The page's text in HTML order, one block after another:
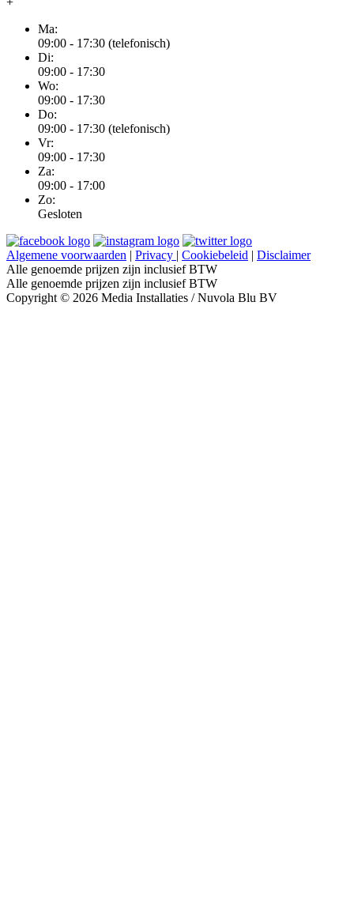
Ma:
09:00 - 17:30 (telefonisch)
Di:
09:00 - 17:30
Wo:
09:00 - 17:30
Do:
09:00 - 17:30 (telefonisch)
Vr:
09:00 - 17:30
Za:
09:00 - 17:00
Zo:
Gesloten
Algemene voorwaarden | Privacy | Cookiebeleid | Disclaimer
Alle genoemde prijzen zijn inclusief BTW
Alle genoemde prijzen zijn inclusief BTW
Copyright © 2026 Media Installaties / Nuvola Blu BV